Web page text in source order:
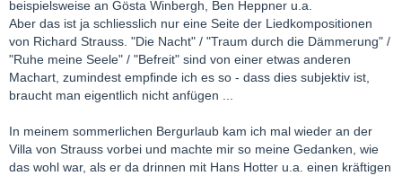
beispielsweise an Gösta Winbergh, Ben Heppner u.a.
Aber das ist ja schliesslich nur eine Seite der Liedkompositionen
von Richard Strauss. "Die Nacht" / "Traum durch die Dämmerung" /
"Ruhe meine Seele" / "Befreit" sind von einer etwas anderen
Machart, zumindest empfinde ich es so - dass dies subjektiv ist,
braucht man eigentlich nicht anfügen ...
In meinem sommerlichen Bergurlaub kam ich mal wieder an der
Villa von Strauss vorbei und machte mir so meine Gedanken, wie
das wohl war, als er da drinnen mit Hans Hotter u.a. einen kräftigen